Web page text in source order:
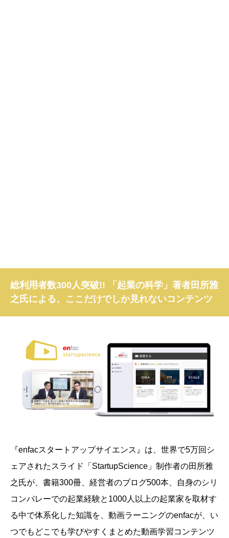
総利用者数300人突破!! 「起業の科学」著者田所雅
之氏による、ここだけでしか見れないコンテンツ
『enfacスタートアップサイエンス』は、 世界で5万回シ
ェアされたスライド「StartupScience」制作者の田所雅
之氏が、書籍300冊、経営者のブログ500本、自身のシリ
コンバレーでの起業経験と1000人以上の起業家を取材す
る中で体系化した知識を、動画ラーニングのenfacが、い
つでもどこでも学びやすくまとめた動画学習コンテンツ